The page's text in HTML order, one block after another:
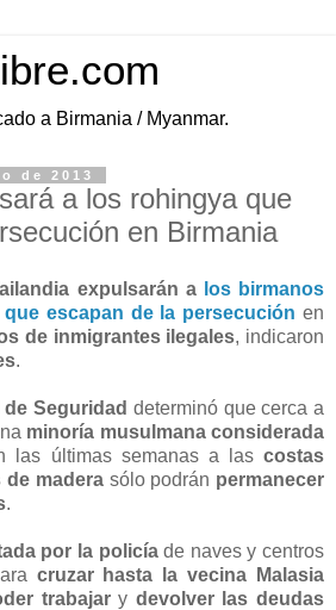
a Birmania / Myanmar.
de 2013
a los rohingya que
en Birmania
expulsarán a los birmanos
escapan de la persecución en
de inmigrantes ilegales, indicaron
.
Seguridad determinó que cerca a
minoría musulmana considerada
las últimas semanas a las costas
de maderasólo podrán permanecer
.
por la policíade naves y centros
cruzar hasta la vecina Malasia
trabajary devolver las deudas